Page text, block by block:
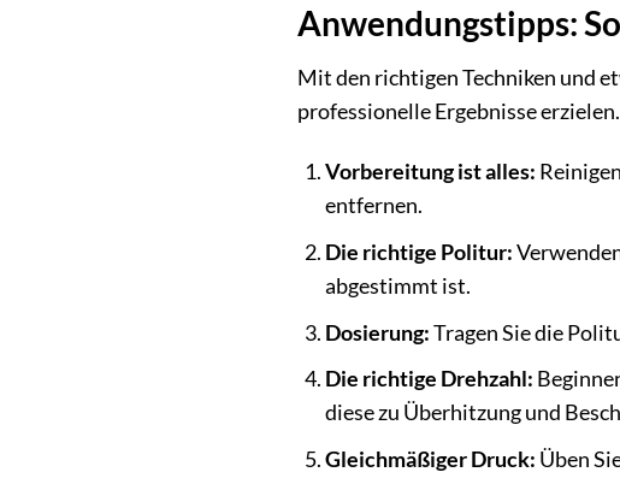
Anwendungstipps:
Mit den richtigen Techniken und
professionelle Ergebnisse
Vorbereitung ist alles:
entfernen.
Die richtige Politur:
abgestimmt ist.
Dosierung:Tragen Sie die
Die richtige Drehzahl:
diese zu Überhitzung und
Gleichmäßiger Druck: Üben